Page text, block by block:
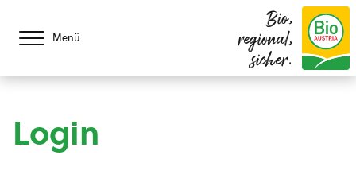
Menü
Bio,
regional,
sicher.
Login